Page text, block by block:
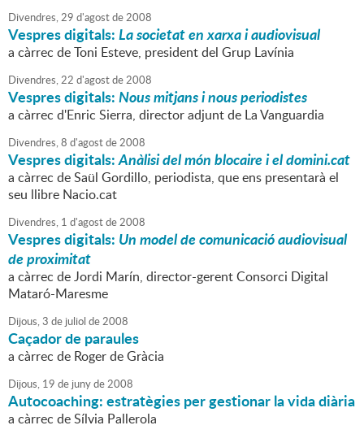
Divendres,29 d'agostde2008
Vespres digitals:La societat en xarxa i audiovisual
a càrrec de Toni Esteve, president del Grup Lavínia
Divendres,22 d'agostde2008
Vespres digitals:Nous mitjans i nous periodistes
a càrrec d'Enric Sierra, director adjunt de La Vanguardia
Divendres,8 d'agostde2008
Vespres digitals:Anàlisi del món blocaire i el domini.cat
a càrrec de Saül Gordillo, periodista, que ens presentarà el
seu llibre Nacio.cat
Divendres, 1 d'agostde2008
Vespres digitals: Un model de comunicació audiovisual
de proximitat
a càrrec de Jordi Marín, director-gerent Consorci Digital
Mataró-Maresme
Dijous,3 de juliol de2008
Caçador de paraules
a càrrec de Roger de Gràcia
Dijous, 19 de junyde2008
Autocoaching: estratègies per gestionar la vida diària
a càrrec de Sílvia Pallerola